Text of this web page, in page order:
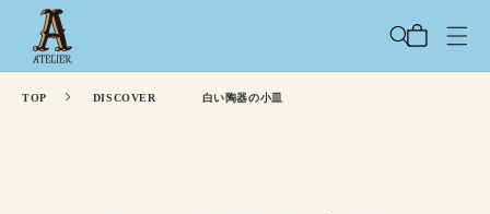
コンテ
ンツに
進む
ー
TOP DISCOVER 白い陶器の小皿